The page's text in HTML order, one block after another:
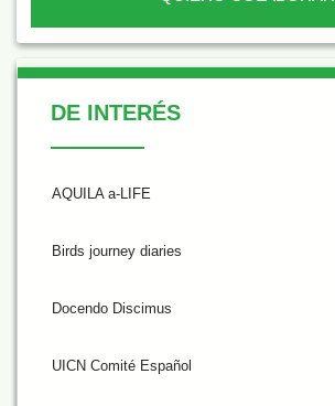
De Interés
DE INTERÉS
AQUILA a-LIFE
Birds journey diaries
Docendo Discimus
UICN Comité Español